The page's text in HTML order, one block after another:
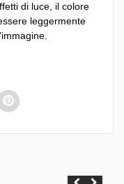
di luce, il colore
leggermente